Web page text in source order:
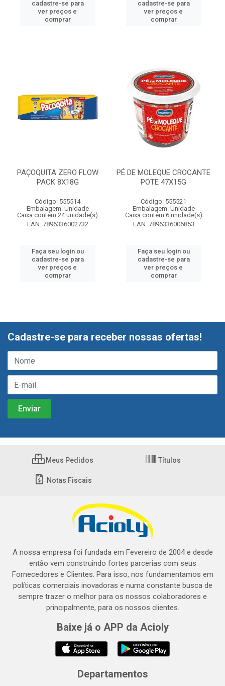
cadastre-se para
ver preços e
comprar
cadastre-se para
ver preços e
comprar
PAÇOQUITA ZERO FLOW
PACK 8X18G
Código: 555514
Embalagem: Unidade
Caixa contém 24 unidade(s)
EAN: 7896336002732
Faça seu login ou
cadastre-se para
ver preços e
comprar
PÉ DE MOLEQUE CROCANTE
POTE 47X15G
Código: 555521
Embalagem: Unidade
Caixa contém 6 unidade(s)
EAN: 7896336006853
Faça seu login ou
cadastre-se para
ver preços e
comprar
Cadastre-se para receber nossas ofertas!
Meus Pedidos Títulos
Notas Fiscais
A nossa empresa foi fundada em Fevereiro de 2004 e desde
então vem construindo fortes parcerias com seus
Fornecedores e Clientes. Para isso, nos fundamentamos em
políticas comerciais inovadoras e numa constante busca de
sempre trazer o melhor para os nossos colaboradores e
principalmente, para os nossos clientes.
Baixe já o APP da Acioly
Departamentos